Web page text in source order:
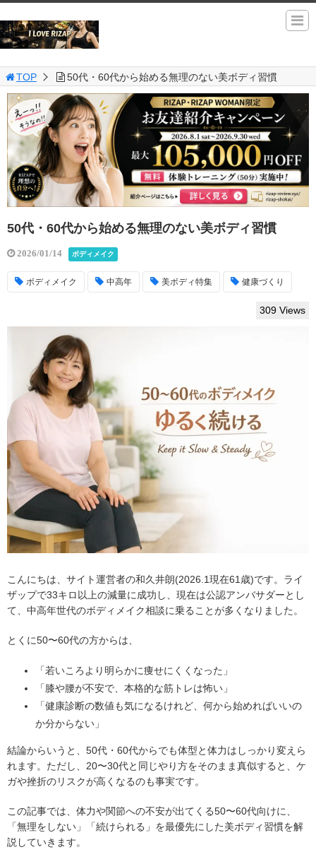
TOP 50代・60代から始める無理のない美ボディ習慣
50代・60代から始める無理のない美ボディ習慣
2026/01/14 ボディメイク
ボディメイク 中高年 美ボディ特集 健康づくり
309 Views
こんにちは、サイト運営者の和久井朗(2026.1現在61歳)です。ライ
ザップで33キロ以上の減量に成功し、現在は公認アンバサダーとし
て、中高年世代のボディメイク相談に乗ることが多くなりました。
とくに50〜60代の方からは、
「若いころより明らかに痩せにくくなった」
「膝や腰が不安で、本格的な筋トレは怖い」
「健康診断の数値も気になるけれど、何から始めればいいの
か分からない」
結論からいうと、50代・60代からでも体型と体力はしっかり変えら
れます。ただし、20〜30代と同じやり方をそのまま真似すると、ケ
ガや挫折のリスクが高くなるのも事実です。
この記事では、体力や関節への不安が出てくる50〜60代向けに、
「無理をしない」「続けられる」を最優先にした美ボディ習慣を解
説していきます。